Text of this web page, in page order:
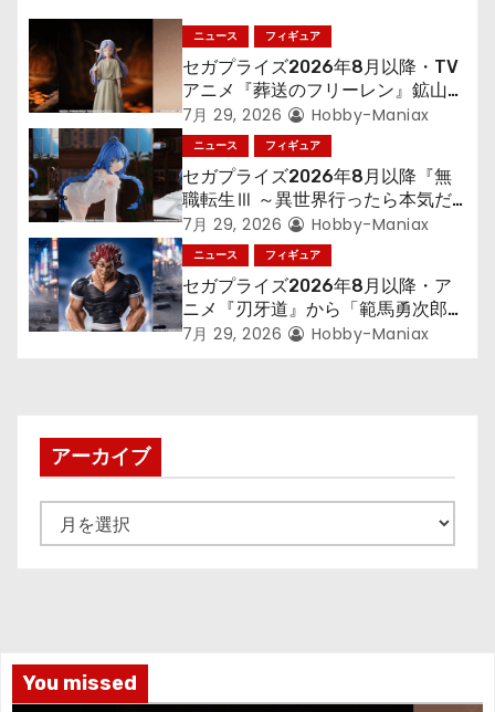
ー
シ
ョ
ン
ニュース フィギュア
セガプライズ2026年8月以降・TV
アニメ『葬送のフリーレン』鉱山で
300年働くことになっっちゃった
「フリーレン」を立体化！
7月 29, 2026 Hobby-Maniax
ニュース フィギュア
セガプライズ2026年8月以降『無
職転生Ⅲ ～異世界行ったら本気だ
す～』から「ロキシー」のフィギュ
アが登場！
7月 29, 2026 Hobby-Maniax
ニュース フィギュア
セガプライズ2026年8月以降・ア
ニメ『刃牙道』から「範馬勇次郎」
が登場ッッ!!
7月 29, 2026 Hobby-Maniax
アーカイブ
ー
You missed